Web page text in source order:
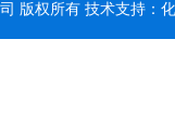
版权所有 技术支持：